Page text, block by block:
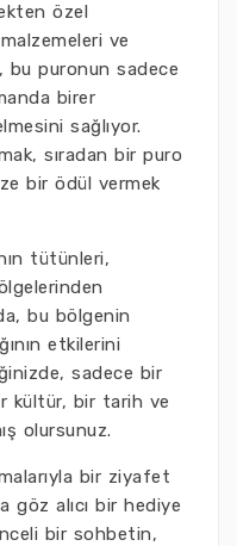
özel
ve
bu puronun sadece
birer
sağlıyor.
sıradan bir puro
bir ödül vermek
tütünleri,
bu bölgenin
etkilerini
sadece bir
kültür, bir tarih ve
olursunuz.
bir ziyafet
göz alıcı bir hediye
bir sohbetin,